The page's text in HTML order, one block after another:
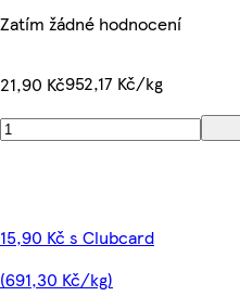
Zatím žádné hodnocení
21,90 Kč952,17 Kč/kg
15,90 Kč s Clubcard
(691,30 Kč/kg)